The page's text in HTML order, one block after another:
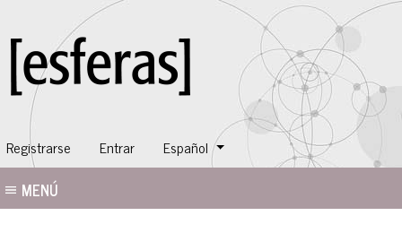
Registrarse Entrar Cambiar el idioma. El idioma actual es:
Español
MENÚ